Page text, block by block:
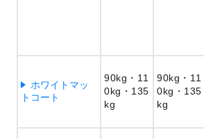
ホワイトマッ
トコート
90kg
11
0kg
135
kg
90kg
11
0kg
135
kg